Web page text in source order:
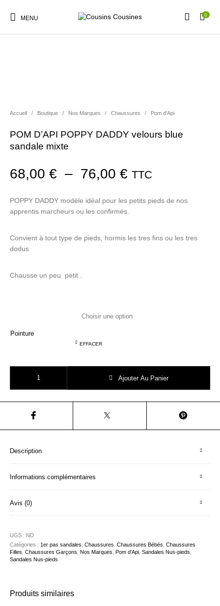
MENU 0
Vêtements Garçons Accessoires Cadeaux Nos Marques
PROMO !
Accueil / Boutique / Nos Marques / Chaussures / Pom d'Api
POM D’API POPPY DADDY velours blue
sandale mixte
68,00€ – 76,00€ Plage de prix
TTC
POPPY DADDY modèle idéal pour les petits pieds de nos
apprentis marcheurs ou les confirmés.
Convient à tout type de pieds, hormis les tres fins ou les tres
dodus
Chausse un peu petit .
Pointure
EFFACER
Ajouter Au Panier
Description
Informations complémentaires
Avis (0)
UGS : ND
Catégories : 1er pas sandales ,Chaussures ,Chaussures Bébés ,Chaussures
Filles ,Chaussures Garçons Nos Marques Pom d'Api ,Sandales Nus-pieds
Sandales Nus-pieds
Produits similaires